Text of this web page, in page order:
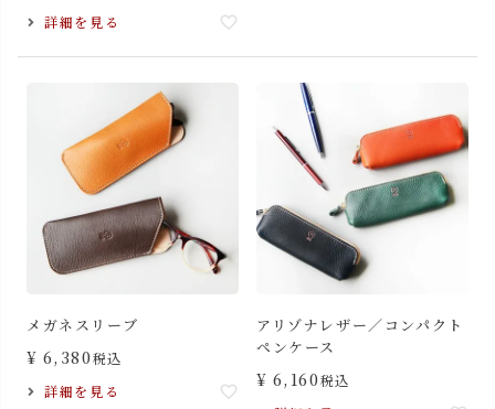
詳細を見る
メガネスリーブ
¥ 6,380税込
詳細を見る
アリゾナレザー／コンパクト
ペンケース
¥ 6,160税込